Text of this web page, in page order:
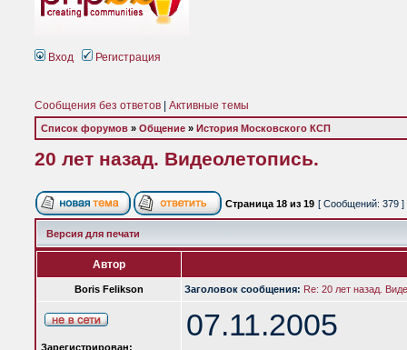
Вход Регистрация
Сообщения без ответов Активные темы
Список форумов » Общение » История Московского КСП
20 лет назад. Видеолетопись.
Страница 18 из 19 [ Сообщений: 379 ]
Версия для печати
Автор
Boris Felikson Заголовок сообщения: Re: 20 лет назад.
Зарегистрирован:
07.11.2005